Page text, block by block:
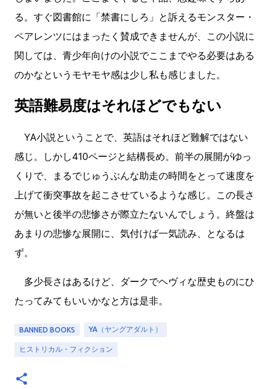
る。すぐ図書館に「禁書にしろ」と訴えるモンスター・
ペアレンツにはまったく賛成できませんが、この小説に
関しては、青少年向けの小説でここまでやる必要はある
のかなというモヤモヤ感は少し私も感じました。
英語難易度はそれほどでもない
YA小説ということで、英語はそれほど難解ではない
感じ。しかし410ページと結構長め。前半の展開がゆっ
くりで、まるでじゅうぶんな助走の時間をとって速度を
上げて衝突事故を起こさせているような感じ。この長さ
が無いと後半の悲惨さが際立たないんでしょう。終盤は
あまりの悲惨な展開に、気付けば一気読み、となるは
ず。
多少長さはあるけど、ダークでヘヴィな歴史ものにひ
たってみてもいいかなと方は是非。
BANNED BOOKS YA（ヤングアダルト）
ヒストリカル・フィクション